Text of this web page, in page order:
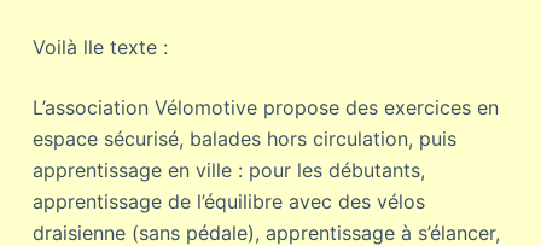
Voilà lle texte :
L’association Vélomotive propose des exercices en
espace sécurisé, balades hors circulation, puis
apprentissage en ville : pour les débutants,
apprentissage de l’équilibre avec des vélos
draisienne (sans pédale), apprentissage à s’élancer,